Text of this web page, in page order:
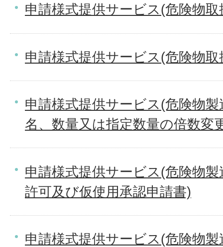
申請様式提供サービス(危険物
申請様式提供サービス(危険物
申請様式提供サービス(危険物
名、数量又は指定数量の倍数変
申請様式提供サービス(危険物
許可及び仮使用承認申請書)
申請様式提供サービス(危険物